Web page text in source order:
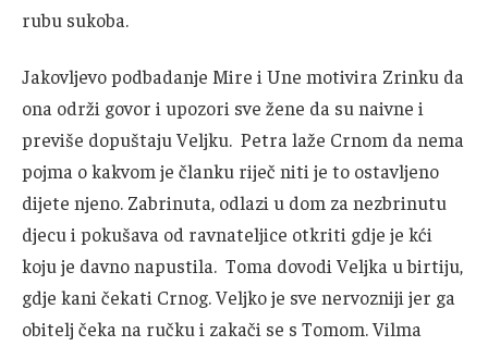
rubu sukoba.
Jakovljevo podbadanje Mire i Une motivira Zrinku da
ona održi govor i upozori sve žene da su naivne i
previše dopuštaju Veljku. Petra laže Crnom da nema
pojma o kakvom je članku riječ niti je to ostavljeno
dijete njeno. Zabrinuta, odlazi u dom za nezbrinutu
djecu i pokušava od ravnateljice otkriti gdje je kći
koju je davno napustila. Toma dovodi Veljka u birtiju,
gdje kani čekati Crnog. Veljko je sve nervozniji jer ga
obitelj čeka na ručku i zakači se s Tomom. Vilma